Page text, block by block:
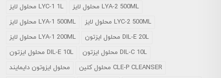
محلول لایز LYC-1 1L
محلول لایز LYA-2 500ML
محلول لایز LYA-1 500ML
محلول لایز LYC-2 500ML
محلول لایز LYA-1 200ML
محلول ایزتون DIL-E 20L
محلول ایزتون DIL-E 10L
محلول ایزتون DIL-C 10L
محلول ایزوتون دایمایند
محلول کلین CLE-P CLEANSER